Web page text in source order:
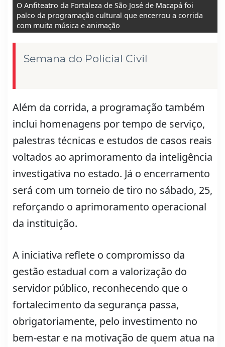
O Anfiteatro da Fortaleza de São José de Macapá foi
palco da programação cultural que encerrou a corrida
com muita música e animação
Semana do Policial Civil
Além da corrida, a programação também
inclui homenagens por tempo de serviço,
palestras técnicas e estudos de casos reais
voltados ao aprimoramento da inteligência
investigativa no estado. Já o encerramento
será com um torneio de tiro no sábado, 25,
reforçando o aprimoramento operacional
da instituição.
A iniciativa reflete o compromisso da
gestão estadual com a valorização do
servidor público, reconhecendo que o
fortalecimento da segurança passa,
obrigatoriamente, pelo investimento no
bem-estar e na motivação de quem atua na